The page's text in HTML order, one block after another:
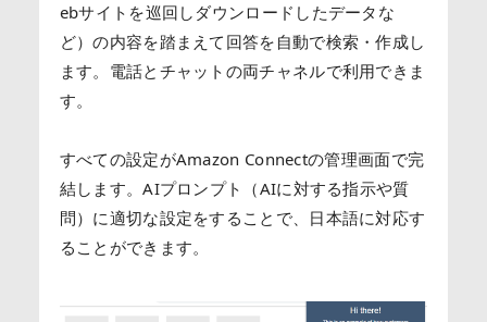
ebサイトを巡回しダウンロードしたデータな
ど）の内容を踏まえて回答を自動で検索・作成し
ます。電話とチャットの両チャネルで利用できま
す。
すべての設定がAmazon Connectの管理画面で完
結します。AIプロンプト（AIに対する指示や質
問）に適切な設定をすることで、日本語に対応す
ることができます。